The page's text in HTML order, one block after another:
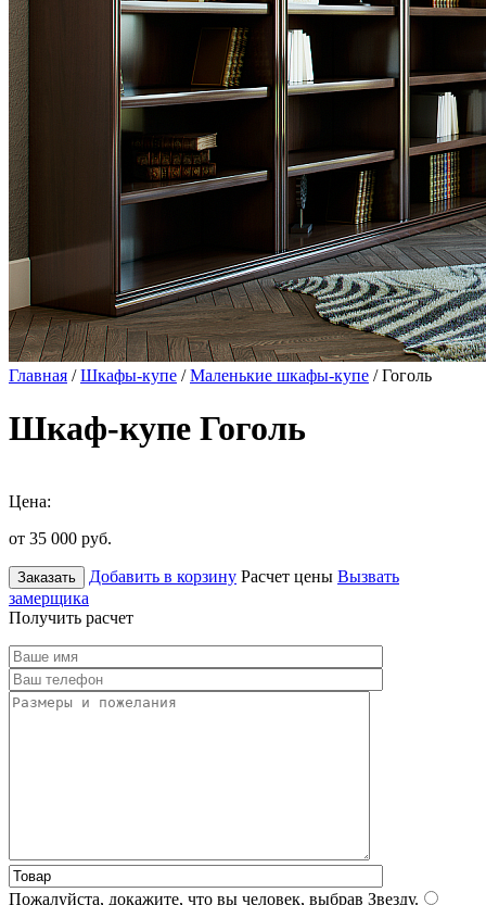
Главная /Шкафы-купе /Маленькие шкафы-купе / Гоголь
Шкаф-купе Гоголь
Цена:
от 35 000 руб.
Заказать Добавить в корзину Расчет цены Вызвать
замерщика
Получить расчет
Пожалуйста, докажите, что вы человек, выбрав Звезду.